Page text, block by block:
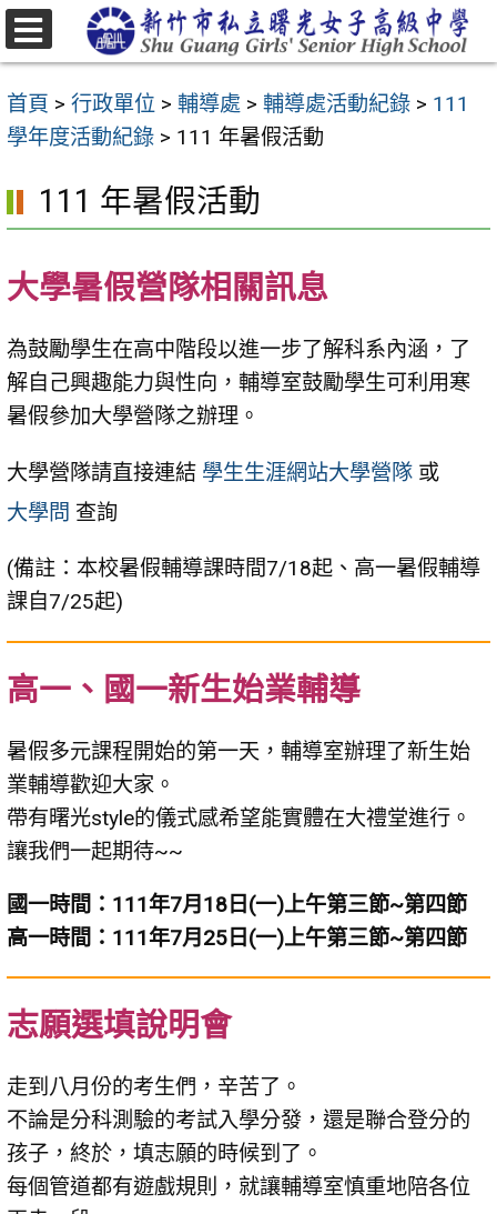
跳
至
要
內
區
首頁 > 行政單位 > 輔導處 > 輔導處活動紀錄 > 111
學年度活動紀錄 > 111 年暑假活動
111 年暑假活動
大學暑假營隊相關訊息
為鼓勵學生在高中階段以進一步了解科系內涵，了
解自己興趣能力與性向，輔導室鼓勵學生可利用寒
暑假參加大學營隊之辦理。
大學營隊請直接連結 學生生涯網站大學營隊 或
大學問 查詢
(備註：本校暑假輔導課時間7/18起、高一暑假輔導
課自7/25起)
高一、國一新生始業輔導
暑假多元課程開始的第一天，輔導室辦理了新生始
業輔導歡迎大家。
帶有曙光style的儀式感希望能實體在大禮堂進行。
讓我們一起期待~~
國一時間：111年7月18日(一)上午第三節~第四節
高一時間：111年7月25日(一)上午第三節~第四節
志願選填說明會
走到八月份的考生們，辛苦了。
不論是分科測驗的考試入學分發，還是聯合登分的
孩子，終於，填志願的時候到了。
每個管道都有遊戲規則，就讓輔導室慎重地陪各位
選
單